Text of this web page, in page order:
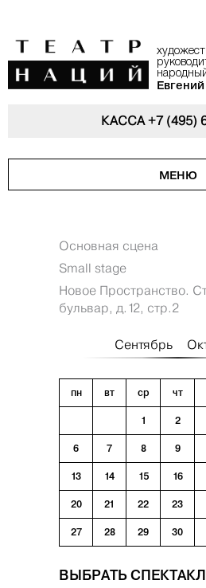
КАССА+7 (495)
МЕНЮ
Основная сцена
Small stage
Новое Пространство.
бульвар, д.12, стр.2
Сентябрь
пн вт ср чт
1 2
6 7 8 9
13 14 15 16
20 21 22 23
27 28 29 30
ВЫБРАТЬ